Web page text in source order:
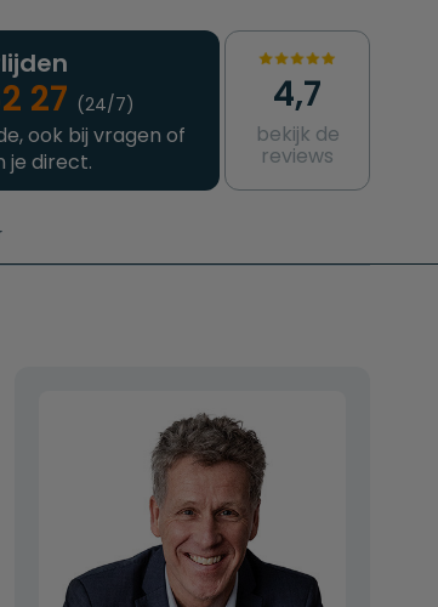
27 (24/7)
ook bij vragen of
je direct.
4,7
bekijk de
reviews